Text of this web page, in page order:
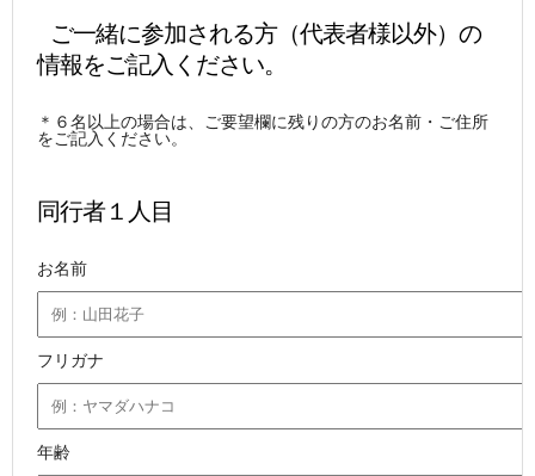
情報をご記入ください。
＊６名以上の場合は、ご要望欄に残りの方のお名前・ご住所
をご記入ください。
同行者１人目
お名前
フリガナ
年齢